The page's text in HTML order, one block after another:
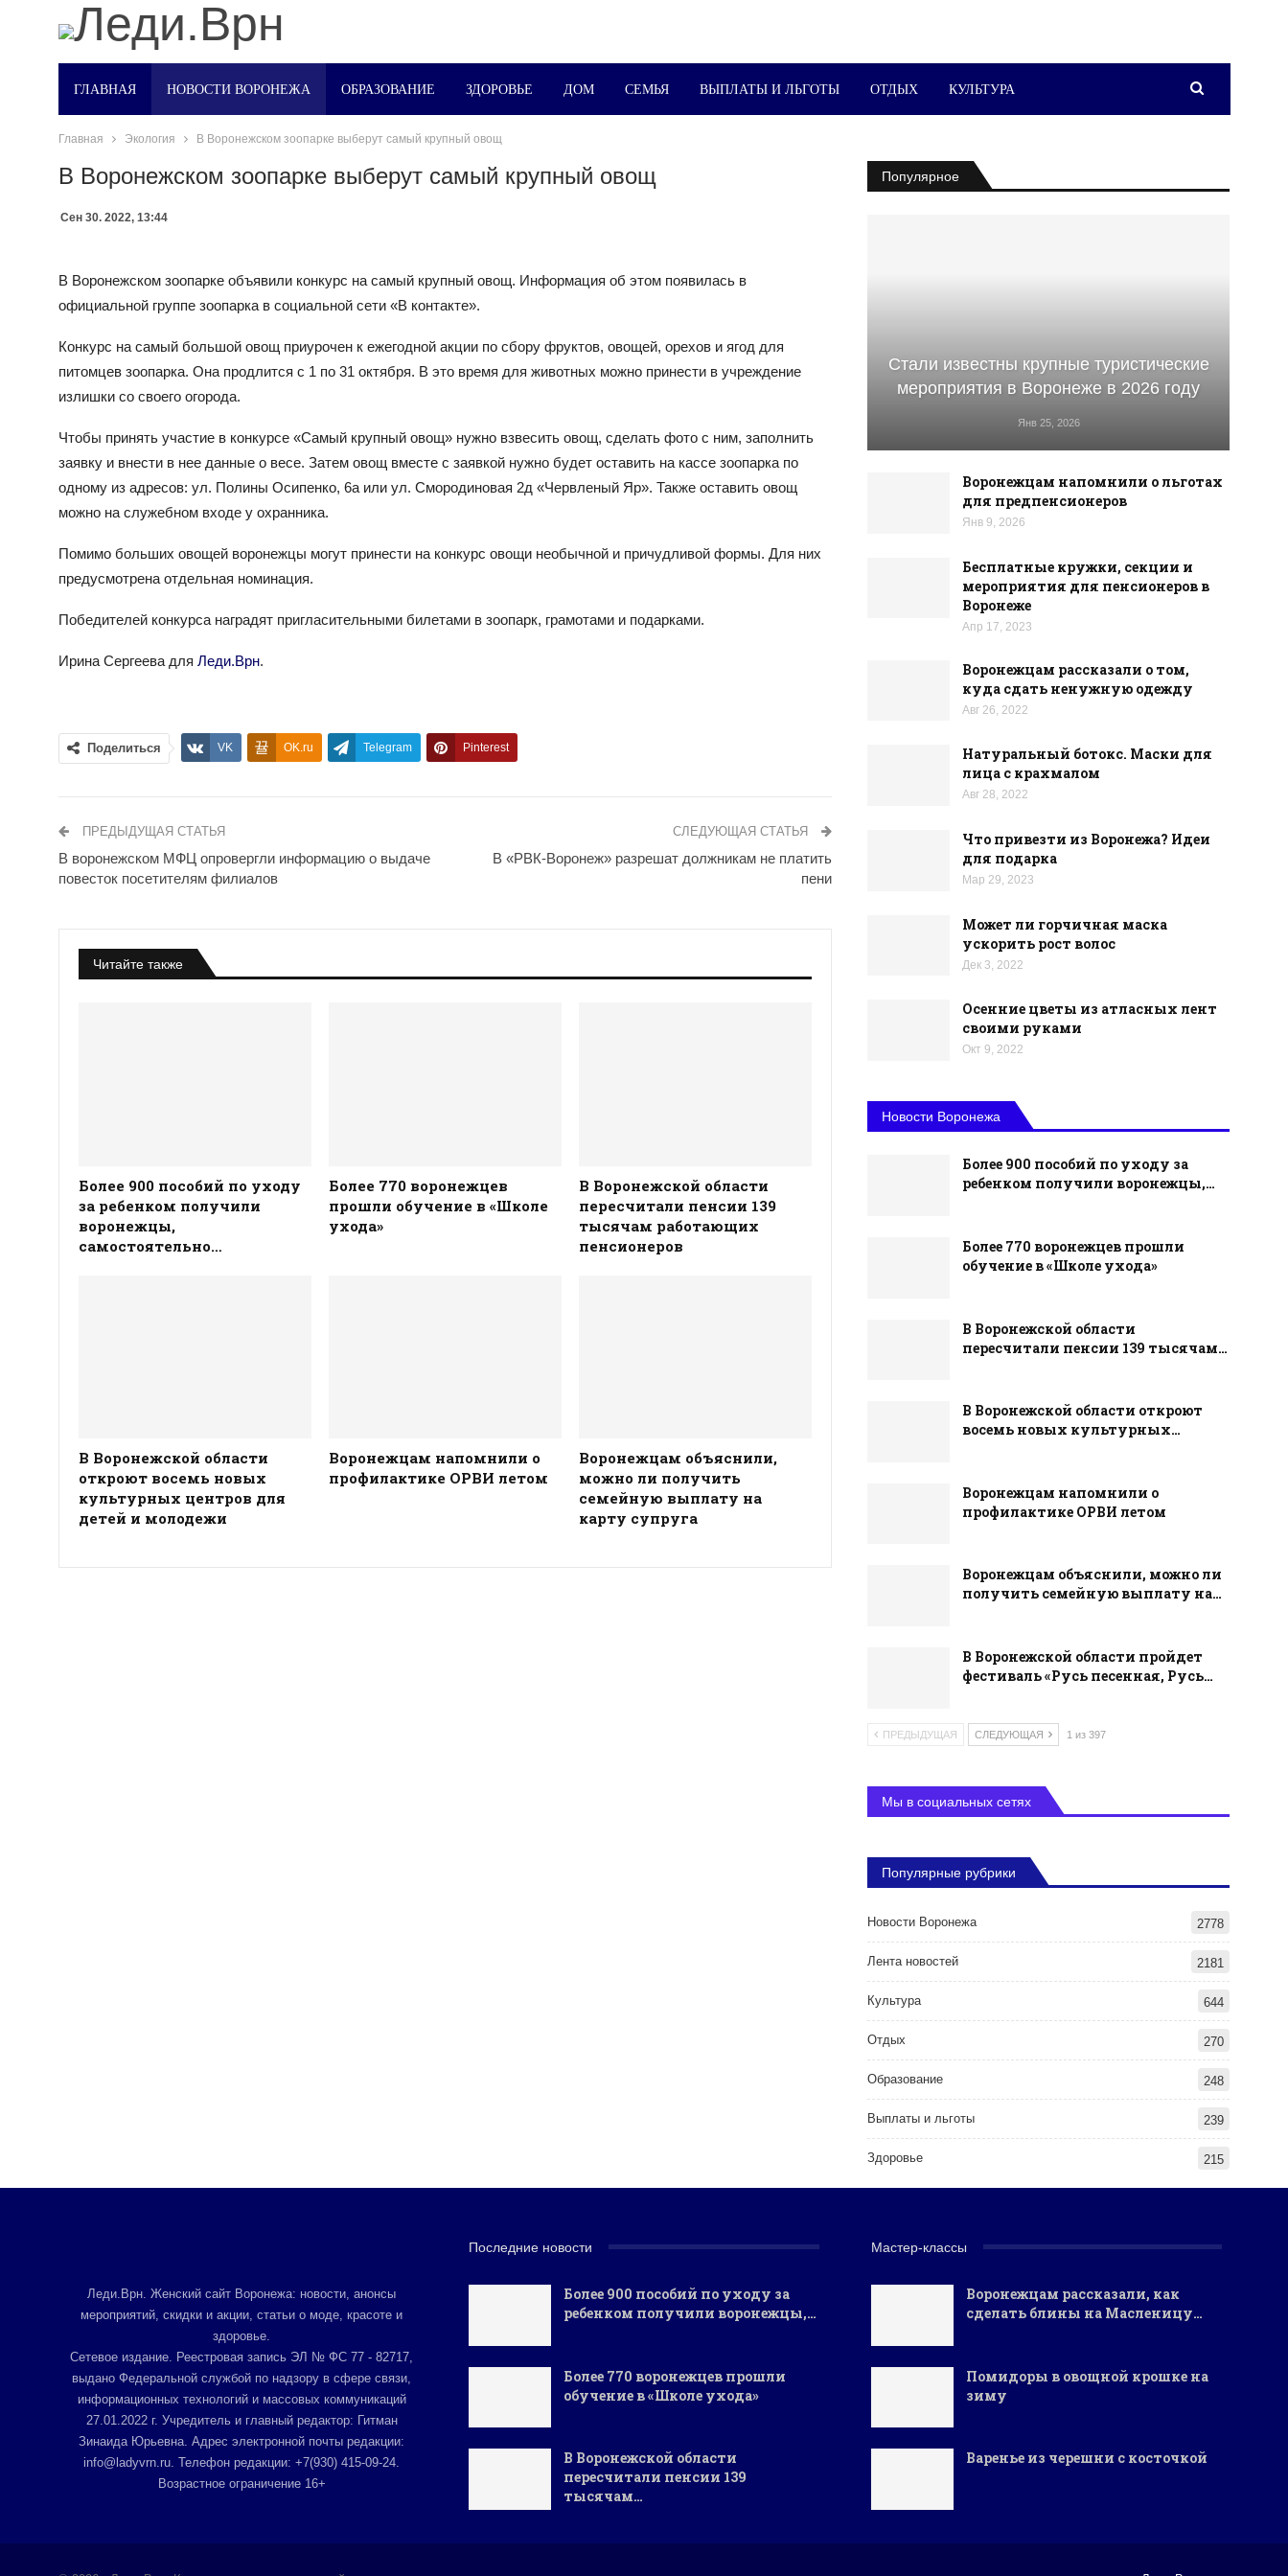
ГЛАВНАЯ НОВОСТИ ВОРОНЕЖА ОБРАЗОВАНИЕ ЗДОРОВЬЕ ДОМ СЕМЬЯ ВЫПЛАТЫ И ЛЬГОТЫ ОТДЫХ КУЛЬТУРА
Главная Экология В Воронежском зоопарке выберут самый крупный овощ
В Воронежском зоопарке выберут самый крупный овощ
Сен 30. 2022, 13:44
В Воронежском зоопарке объявили конкурс на самый крупный овощ. Информация об этом появилась в
официальной группе зоопарка в социальной сети «В контакте».
Конкурс на самый большой овощ приурочен к ежегодной акции по сбору фруктов, овощей, орехов и ягод для
питомцев зоопарка. Она продлится с 1 по 31 октября. В это время для животных можно принести в учреждение
излишки со своего огорода.
Чтобы принять участие в конкурсе «Самый крупный овощ» нужно взвесить овощ, сделать фото с ним, заполнить
заявку и внести в нее данные о весе. Затем овощ вместе с заявкой нужно будет оставить на кассе зоопарка по
одному из адресов: ул. Полины Осипенко, 6а или ул. Смородиновая 2д «Червленый Яр». Также оставить овощ
можно на служебном входе у охранника.
Помимо больших овощей воронежцы могут принести на конкурс овощи необычной и причудливой формы. Для них
предусмотрена отдельная номинация.
Победителей конкурса наградят пригласительными билетами в зоопарк, грамотами и подарками.
Ирина Сергеева для Леди.Врн.
Поделиться VK OK.ru Telegram Pinterest
ПРЕДЫДУЩАЯ СТАТЬЯ
В воронежском МФЦ опровергли информацию о выдаче
повесток посетителям филиалов
СЛЕДУЮЩАЯ СТАТЬЯ
В «РВК-Воронеж» разрешат должникам не платить
пени
Читайте также
Более 900 пособий по уходу
за ребенком получили
воронежцы,
самостоятельно…
Более 770 воронежцев
прошли обучение в «Школе
ухода»
В Воронежской области
пересчитали пенсии 139
тысячам работающих
пенсионеров
В Воронежской области
откроют восемь новых
культурных центров для
детей и молодежи
Воронежцам напомнили о
профилактике ОРВИ летом
Воронежцам объяснили,
можно ли получить
семейную выплату на
карту супруга
Популярное
Стали известны крупные туристические
мероприятия в Воронеже в 2026 году
Янв 25, 2026
Воронежцам напомнили о льготах
для предпенсионеров
Янв 9, 2026
Бесплатные кружки, секции и
мероприятия для пенсионеров в
Воронеже
Апр 17, 2023
Воронежцам рассказали о том,
куда сдать ненужную одежду
Авг 26, 2022
Натуральный ботокс. Маски для
лица с крахмалом
Авг 28, 2022
Что привезти из Воронежа? Идеи
для подарка
Мар 29, 2023
Может ли горчичная маска
ускорить рост волос
Дек 3, 2022
Осенние цветы из атласных лент
своими руками
Окт 9, 2022
Новости Воронежа
Более 900 пособий по уходу за
ребенком получили воронежцы,…
Более 770 воронежцев прошли
обучение в «Школе ухода»
В Воронежской области
пересчитали пенсии 139 тысячам…
В Воронежской области откроют
восемь новых культурных…
Воронежцам напомнили о
профилактике ОРВИ летом
Воронежцам объяснили, можно ли
получить семейную выплату на…
В Воронежской области пройдет
фестиваль «Русь песенная, Русь…
ПРЕДЫДУЩАЯ СЛЕДУЮЩАЯ 1 из 397
Мы в социальных сетях
Популярные рубрики
Новости Воронежа 2778
Лента новостей 2181
Культура 644
Отдых 270
Образование 248
Выплаты и льготы 239
Здоровье 215
Леди.Врн. Женский сайт Воронежа: новости, анонсы
мероприятий, скидки и акции, статьи о моде, красоте и
здоровье.
Сетевое издание. Реестровая запись ЭЛ № ФС 77 - 82717,
выдано Федеральной службой по надзору в сфере связи,
информационных технологий и массовых коммуникаций
27.01.2022 г. Учредитель и главный редактор: Гитман
Зинаида Юрьевна. Адрес электронной почты редакции:
info@ladyvrn.ru. Телефон редакции: +7(930) 415-09-24.
Возрастное ограничение 16+
Последние новости
Более 900 пособий по уходу за
ребенком получили воронежцы,…
Более 770 воронежцев прошли
обучение в «Школе ухода»
В Воронежской области
пересчитали пенсии 139
тысячам…
Мастер-классы
Воронежцам рассказали, как
сделать блины на Масленицу…
Помидоры в овощной крошке на
зиму
Варенье из черешни с косточкой